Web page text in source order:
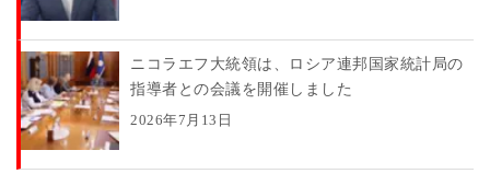
ニコラエフ大統領は、ロシア連邦国家統計局の
指導者との会議を開催しました
2026年7月13日